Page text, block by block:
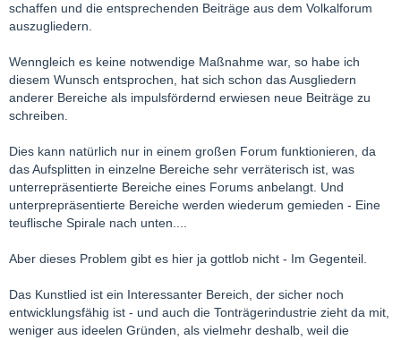
schaffen und die entsprechenden Beiträge aus dem Volkalforum
auszugliedern.
Wenngleich es keine notwendige Maßnahme war, so habe ich
diesem Wunsch entsprochen, hat sich schon das Ausgliedern
anderer Bereiche als impulsfördernd erwiesen neue Beiträge zu
schreiben.
Dies kann natürlich nur in einem großen Forum funktionieren, da
das Aufsplitten in einzelne Bereiche sehr verräterisch ist, was
unterrepräsentierte Bereiche eines Forums anbelangt. Und
unterprepräsentierte Bereiche werden wiederum gemieden - Eine
teuflische Spirale nach unten....
Aber dieses Problem gibt es hier ja gottlob nicht - Im Gegenteil.
Das Kunstlied ist ein Interessanter Bereich, der sicher noch
entwicklungsfähig ist - und auch die Tonträgerindustrie zieht da mit,
weniger aus ideelen Gründen, als vielmehr deshalb, weil die